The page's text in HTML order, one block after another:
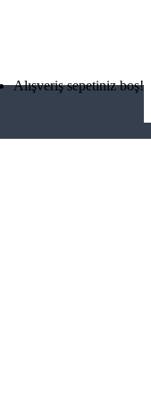
Alışveriş sepetiniz boş!